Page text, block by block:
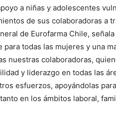
a niñas y adolescentes
de sus colaboradoras a
de Eurofarma Chile, señala
todas las mujeres y una
nuestras colaboradoras,
y liderazgo en todas las
esfuerzos, apoyándolas
en los ámbitos laboral,